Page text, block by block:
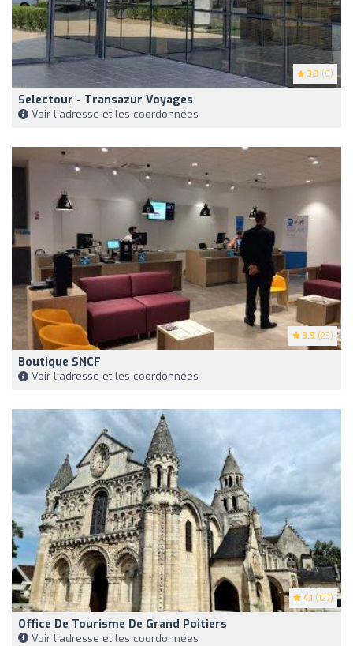
3.3 (6)
Selectour - Transazur Voyages
Voir l'adresse et les coordonnées
3.9 (23)
Boutique SNCF
Voir l'adresse et les coordonnées
4.1 (127)
Office De Tourisme De Grand Poitiers
Voir l'adresse et les coordonnées